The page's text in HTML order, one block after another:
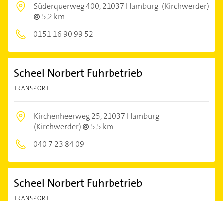
Süderquerweg 400,21037 Hamburg (Kirchwerder)
5,2 km
0151 16 90 99 52
Scheel Norbert Fuhrbetrieb
TRANSPORTE
Kirchenheerweg 25,21037 Hamburg
(Kirchwerder)
5,5 km
040 7 23 84 09
Scheel Norbert Fuhrbetrieb
TRANSPORTE